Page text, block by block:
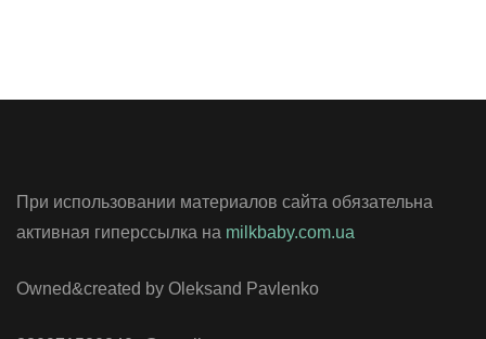
При использовании материалов сайта обязательна
активная гиперссылка на milkbaby.com.ua
Owned&created by Oleksand Pavlenko